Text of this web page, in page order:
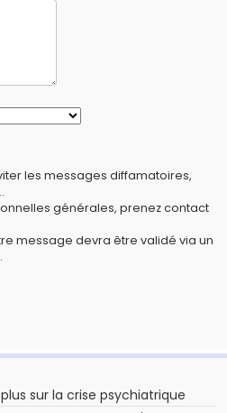
les messages diffamatoires,
générales, prenez contact
message devra être validé via un
sur la crise psychiatrique